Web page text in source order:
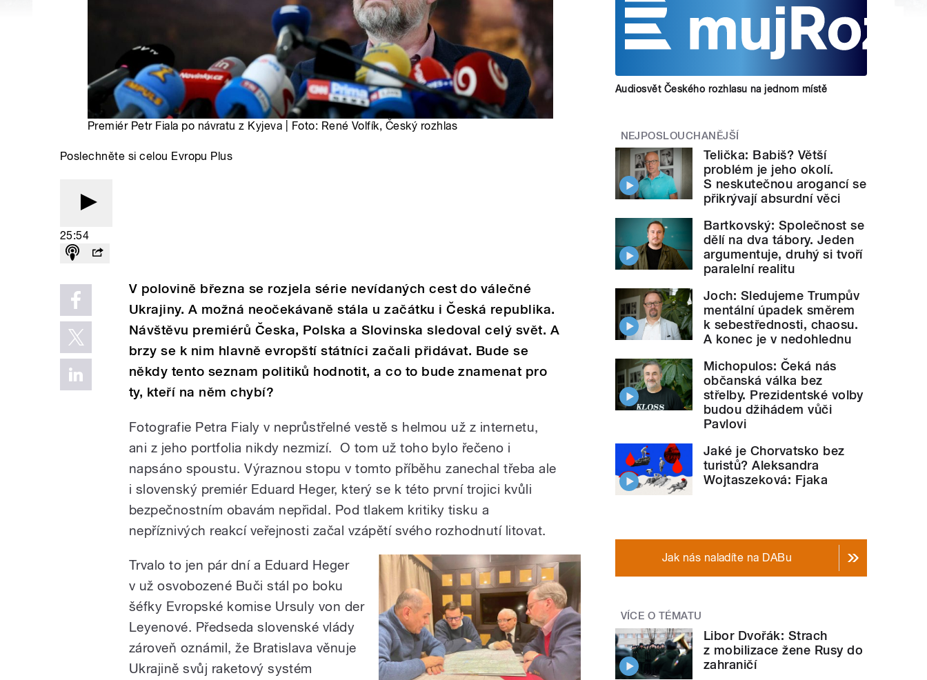
Premiér Petr Fiala po návratu z Kyjeva | Foto: René Volfík, Český rozhlas
Poslechněte si celou Evropu Plus
25:54
V polovině března se rozjela série nevídaných cest do válečné
Ukrajiny. A možná neočekávaně stála u začátku i Česká republika.
Návštěvu premiérů Česka, Polska a Slovinska sledoval celý svět. A
brzy se k nim hlavně evropští státníci začali přidávat. Bude se
někdy tento seznam politiků hodnotit, a co to bude znamenat pro
ty, kteří na něm chybí?
Fotografie Petra Fialy v neprůstřelné vestě s helmou už z internetu,
ani z jeho portfolia nikdy nezmizí. O tom už toho bylo řečeno i
napsáno spoustu. Výraznou stopu v tomto příběhu zanechal třeba ale
i slovenský premiér Eduard Heger, který se k této první trojici kvůli
bezpečnostním obavám nepřidal. Pod tlakem kritiky tisku a
nepříznivých reakcí veřejnosti začal vzápětí svého rozhodnutí litovat.
Trvalo to jen pár dní a Eduard Heger
v už osvobozené Buči stál po boku
šéfky Evropské komise Ursuly von der
Leyenové. Předseda slovenské vlády
zároveň oznámil, že Bratislava věnuje
Ukrajině svůj raketový systém
Audiosvět Českého rozhlasu na jednom místě
NEJPOSLOUCHANĚJŠÍ
Telička: Babiš? Větší
problém je jeho okolí.
S neskutečnou arogancí se
přikrývají absurdní věci
Bartkovský: Společnost se
dělí na dva tábory. Jeden
argumentuje, druhý si tvoří
paralelní realitu
Joch: Sledujeme Trumpův
mentální úpadek směrem
k sebestřednosti, chaosu.
A konec je v nedohlednu
Michopulos: Čeká nás
občanská válka bez
střelby. Prezidentské volby
budou džihádem vůči
Pavlovi
Jaké je Chorvatsko bez
turistů? Aleksandra
Wojtaszeková: Fjaka
Jak nás naladíte na DABu
VÍCE O TÉMATU
Libor Dvořák: Strach
z mobilizace žene Rusy do
zahraničí